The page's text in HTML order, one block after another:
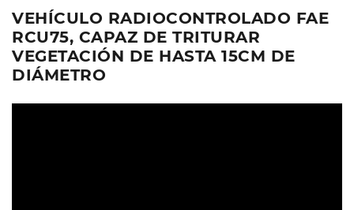
VEHÍCULO RADIOCONTROLADO FAE
RCU75, CAPAZ DE TRITURAR
VEGETACIÓN DE HASTA 15CM DE
DIÁMETRO